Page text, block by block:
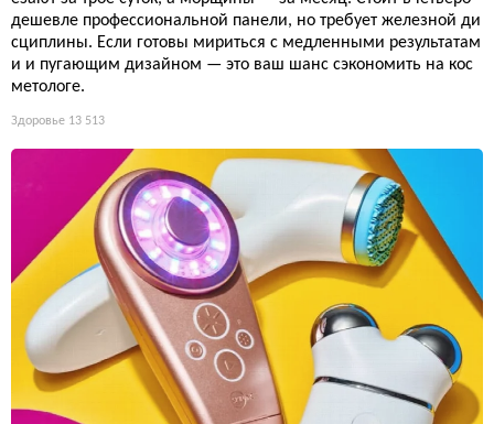
дешевле профессиональной панели, но требует железной ди
сциплины. Если готовы мириться с медленными результатам
и и пугающим дизайном — это ваш шанс сэкономить на кос
метологе.
Здоровье 13 513